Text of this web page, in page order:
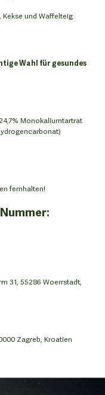
und Waffelteig
Wahl für gesundes
Monokaliumtartrat
fernhalten!
31, 55286 Woerrstadt,
Zagreb, Kroatien